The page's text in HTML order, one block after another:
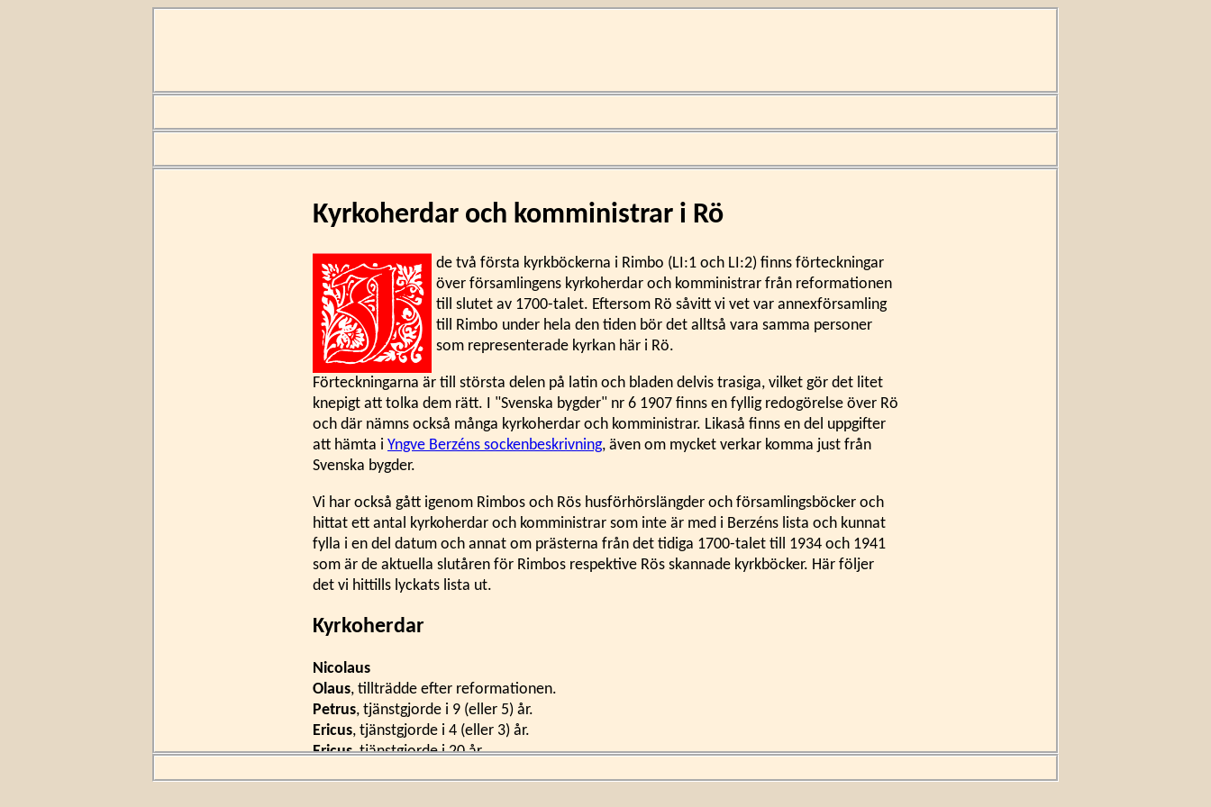
Kyrkoherdar och komministrar i Rö
de två första kyrkböckerna i Rimbo (LI:1 och LI:2) finns förteckningar
över församlingens kyrkoherdar och komministrar från reformationen
till slutet av 1700-talet. Eftersom Rö såvitt vi vet var annexförsamling
till Rimbo under hela den tiden bör det alltså vara samma personer
som representerade kyrkan här i Rö.
Förteckningarna är till största delen på latin och bladen delvis trasiga, vilket gör det litet
knepigt att tolka dem rätt. I "Svenska bygder" nr 6 1907 finns en fyllig redogörelse över Rö
och där nämns också många kyrkoherdar och komministrar. Likaså finns en del uppgifter
att hämta i Yngve Berzéns sockenbeskrivning, även om mycket verkar komma just från
Svenska bygder.
Vi har också gått igenom Rimbos och Rös husförhörslängder och församlingsböcker och
hittat ett antal kyrkoherdar och komministrar som inte är med i Berzéns lista och kunnat
fylla i en del datum och annat om prästerna från det tidiga 1700-talet till 1934 och 1941
som är de aktuella slutåren för Rimbos respektive Rös skannade kyrkböcker. Här följer
det vi hittills lyckats lista ut.
Kyrkoherdar
Nicolaus
Olaus, tillträdde efter reformationen.
Petrus, tjänstgjorde i 9 (eller 5) år.
Ericus, tjänstgjorde i 4 (eller 3) år.
Ericus, tjänstgjorde i 20 år.